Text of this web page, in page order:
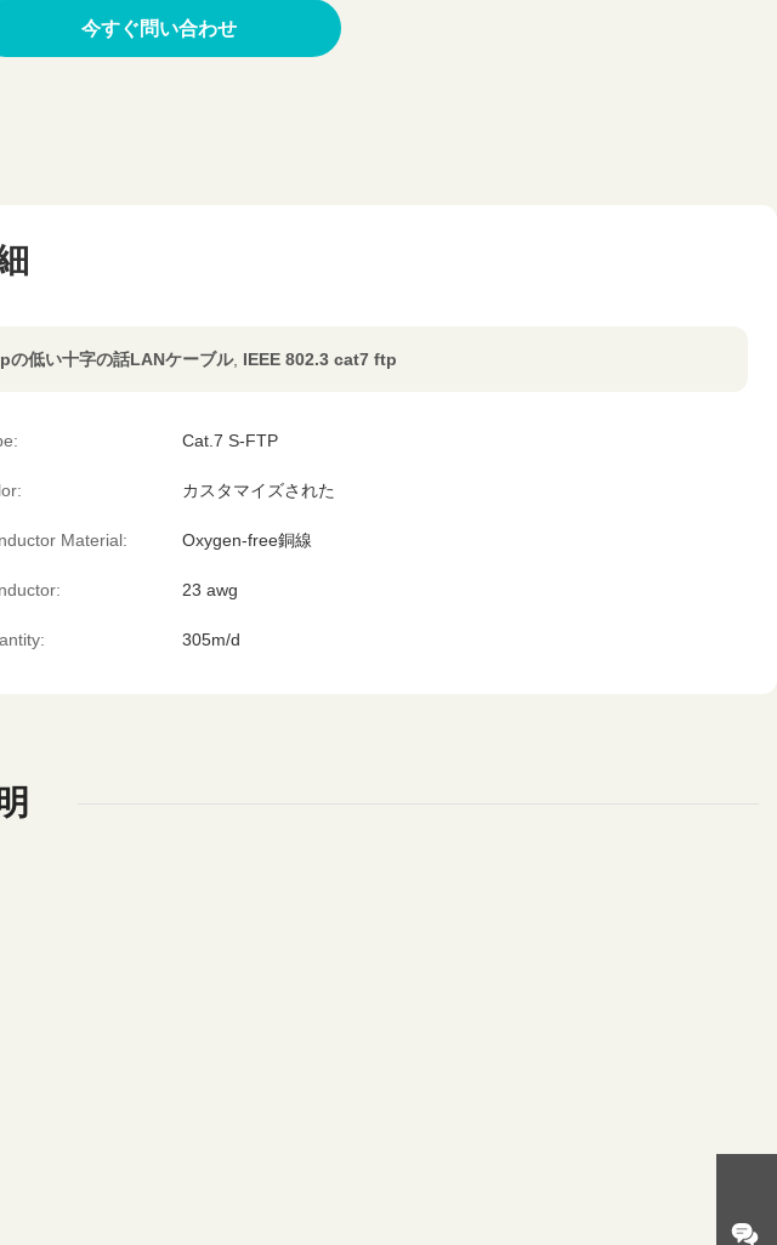
今すぐ問い合わせ
引用文 を 入手 する
の低い十字の話LANケーブル, IEEE 802.3 cat7 ftp
Cat.7 S-FTP
カスタマイズされた
Material: Oxygen-free銅線
23 awg
305m/d